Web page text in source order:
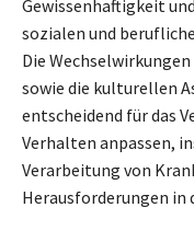
Gewissenhaftigkeit
sozialen und
Die
sowie die kulturellen
entscheidend für das
Verhalten anpassen,
Verarbeitung von
Herausforderungen in